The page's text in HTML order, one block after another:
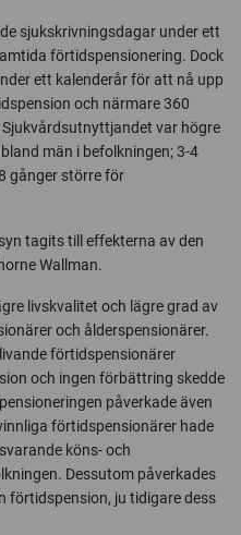
sjukskrivningsdagar under ett
förtidspensionering. Dock
ett kalenderår för att nå upp
och närmare 360
var högre
män i befolkningen; 3-4
gånger större för
tagits till effekterna av den
Wallman.
livskvalitet och lägre grad av
och ålderspensionärer.
förtidspensionärer
och ingen förbättring skedde
påverkade även
förtidspensionärer hade
köns- och
Dessutom påverkades
förtidspension, ju tidigare dess